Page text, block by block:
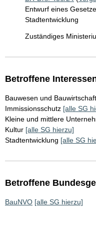
Entwurf eines
Stadtentwicklung
Zuständiges
Betroffene
Bauwesen und Bauwirtschaft
Immissionsschutz [alle SG
Kleine und mittlere
Kultur [alle SG hierzu]
Stadtentwicklung [alle SG
Betroffene
BauNVO [alle SG hierzu]